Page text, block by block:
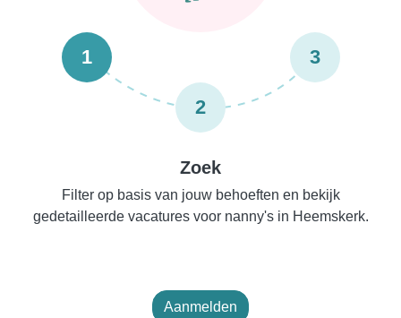
1
2
3
Zoek
Filter op basis van jouw behoeften en bekijk
gedetailleerde vacatures voor nanny's in Heemskerk.
Aanmelden